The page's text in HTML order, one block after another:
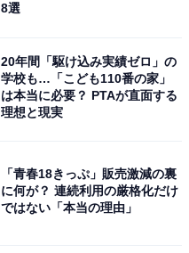
8選
20年間「駆け込み実績ゼロ」の
学校も…「こども110番の家」
は本当に必要？ PTAが直面する
理想と現実
「青春18きっぷ」販売激減の裏
に何が？ 連続利用の厳格化だけ
ではない「本当の理由」